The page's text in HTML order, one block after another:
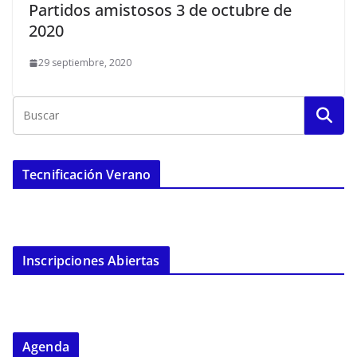
Partidos amistosos 3 de octubre de
2020
29 septiembre, 2020
Tecnificación Verano
Inscripciones Abiertas
Agenda